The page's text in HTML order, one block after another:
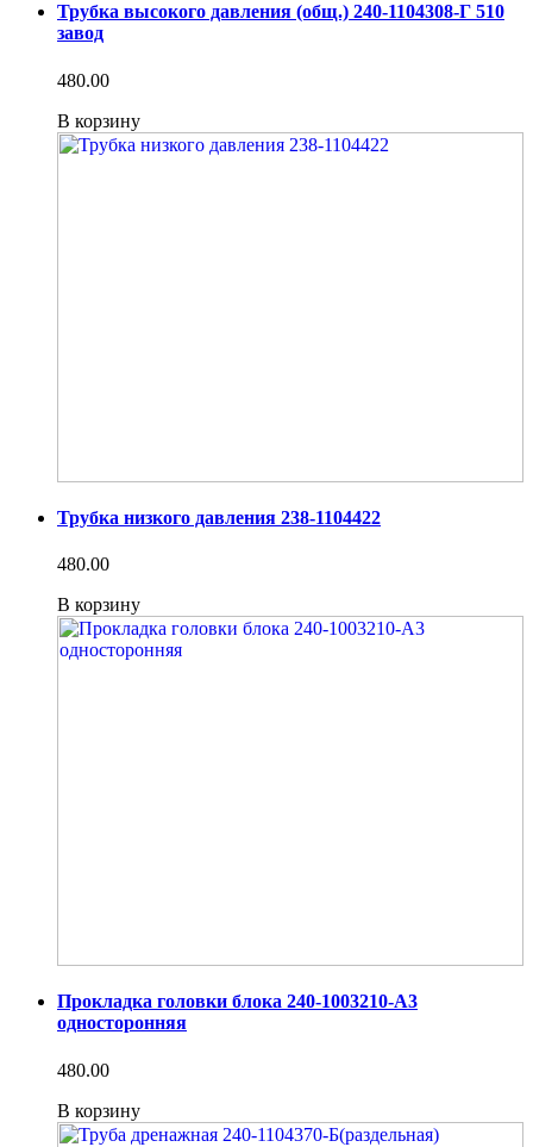
Трубка высокого давления (общ.) 240-1104308-Г 510
завод
480.00
В корзину
Трубка низкого давления 238-1104422
480.00
В корзину
Прокладка головки блока 240-1003210-А3
односторонняя
480.00
В корзину